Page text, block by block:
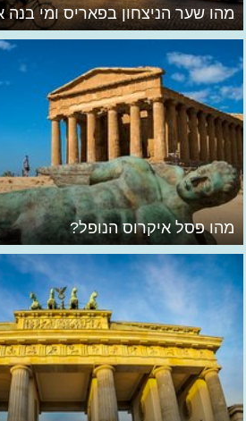
מהו שער הניצחון בפאריס ומי בנה
מהו פסל איקרוס הנופל?